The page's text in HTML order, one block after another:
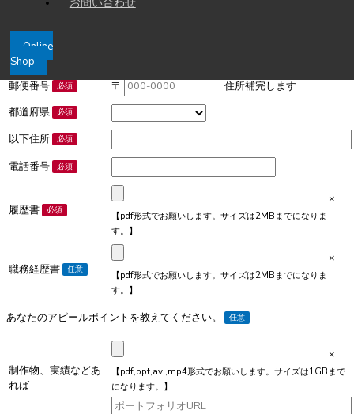
Online
Shop
必須
フリガナ
メールアドレス
郵便番号 必須 〒
住所補完します
都道府県
必須
以下住所 必須
電話番号 必須
履歴書 必須
×
【pdf形式でお願いします。サイズは2MBまでになりま
す。】
職務経歴書 任意
×
【pdf形式でお願いします。サイズは2MBまでになりま
す。】
あなたのアピールポイントを教えてください。 任意
制作物、実績などあ
れば
×
【pdf,ppt,avi,mp4形式でお願いします。サイズは1GBまで
になります。】